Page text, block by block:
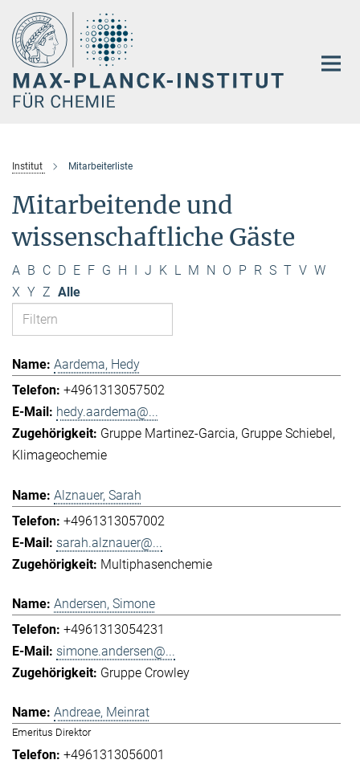
Hauptinhalt
Institut Mitarbeiterliste
Mitarbeitende und
wissenschaftliche Gäste
A B C D E F G H I J K L M N O P R S T V W
X Y Z Alle
Aardema, Hedy
+4961313057502
hedy.aardema@...
Gruppe Martinez-Garcia Gruppe Schiebel
Klimageochemie
Alznauer, Sarah
+4961313057002
sarah.alznauer@...
Multiphasenchemie
Andersen, Simone
+4961313054231
simone.andersen@...
Gruppe Crowley
Andreae, Meinrat
Emeritus Direktor
+4961313056001